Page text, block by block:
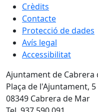
Crèdits
Contacte
Protecció de dades
Avís legal
Accessibilitat
Ajuntament de Cabrera
Plaça de l'Ajuntament, 5
08349 Cabrera de Mar